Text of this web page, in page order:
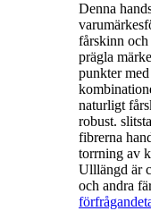
Denna
fårskinn och
prägla
punkter
naturligt
robust.
fibrerna
torrning av
Ulllängd är
och andra
förfrågan